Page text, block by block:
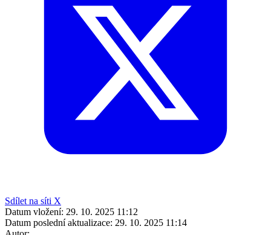
Sdílet na síti X
Datum vložení: 29. 10. 2025 11:12
Datum poslední aktualizace: 29. 10. 2025 11:14